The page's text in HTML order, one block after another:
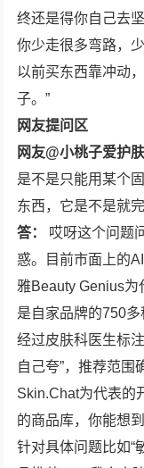
终还是得你自己去
你少走很多弯路，
以前买东西靠冲动
子。”
网友提问区
网友@小桃子爱护肤
是不是只能用某个
东西，它是不是就
答：
哎呀这个问题
惑。目前市面上的
雅Beauty Genius
是自家品牌的750多
经过皮肤科医生标
自己夸”，推荐范围
Skin.Chat为代表的
的商品库，你能想
针对具体问题比如“